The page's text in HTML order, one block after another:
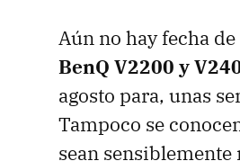
Aún no hay fecha
BenQ V2200 y
agosto para, unas
Tampoco se
sean